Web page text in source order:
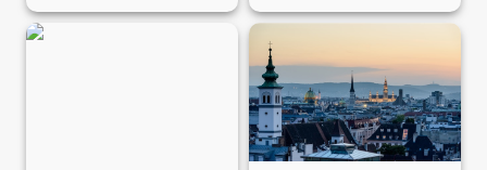
Ταξίδι στο Μιλάνο → 5
Ταξίδι στην Βιέννη (Αγίου
Βαλεντίνου) → 5 ημέρες
από 172€, αεροπορικά
και διαμονή